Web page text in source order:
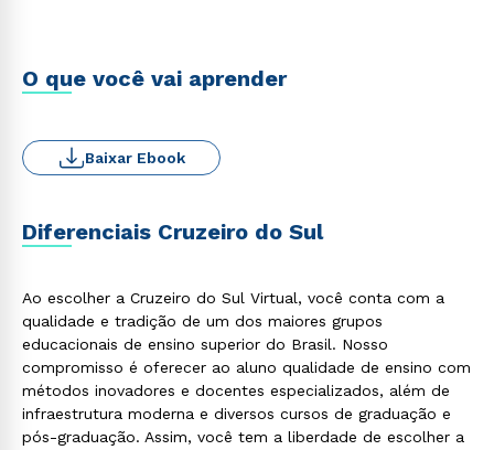
O que você vai aprender
Baixar Ebook
Diferenciais Cruzeiro do Sul
Ao escolher a Cruzeiro do Sul Virtual, você conta com a
qualidade e tradição de um dos maiores grupos
educacionais de ensino superior do Brasil. Nosso
compromisso é oferecer ao aluno qualidade de ensino com
métodos inovadores e docentes especializados, além de
infraestrutura moderna e diversos cursos de graduação e
pós-graduação. Assim, você tem a liberdade de escolher a